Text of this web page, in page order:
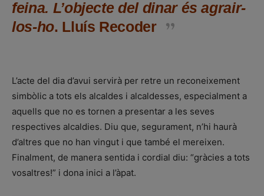
feina. L’objecte del dinar és agrair-
los-ho. Lluís Recoder
L’acte del dia d’avui servirà per retre un reconeixement
simbòlic a tots els alcaldes i alcaldesses, especialment a
aquells que no es tornen a presentar a les seves
respectives alcaldies. Diu que, segurament, n’hi haurà
d’altres que no han vingut i que també el mereixen.
Finalment, de manera sentida i cordial diu: “gràcies a tots
vosaltres!” i dona inici a l’àpat.